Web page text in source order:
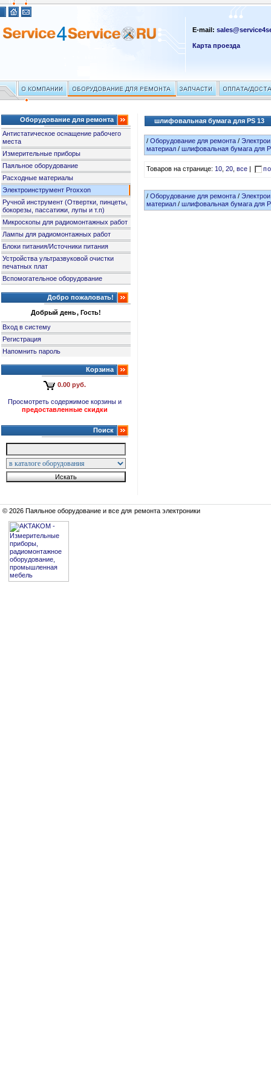
E-mail:
Карта проезда
Оборудование для ремонта
Антистатическое оснащение рабочего
места
Измерительные приборы
Паяльное оборудование
Расходные материалы
Электроинструмент Proxxon
Ручной инструмент (Отвертки, пинцеты,
бокорезы, пассатижи, лупы и т.п)
Микроскопы для радиомонтажных работ
Лампы для радиомонтажных работ
Блоки питания/Источники питания
Устройства ультразвуковой очистки
печатных плат
Вспомогательное оборудование
Добро пожаловать!
Добрый день, Гость!
Вход в систему
Регистрация
Напомнить пароль
Корзина
0.00 руб.
Просмотреть содержимое корзины и
предоставленные скидки
Поиск
шлифовальная бумага для PS 13
/Оборудование для ремонта /
материал /шлифовальная бумага для
Товаров на странице:10,20,все
/Оборудование для ремонта /
материал /шлифовальная бумага для
© 2026 Паяльное оборудование и все для ремонта электроники